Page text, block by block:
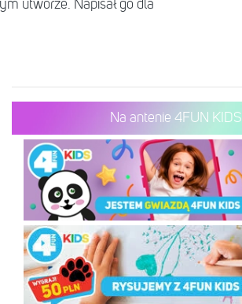
utworze. Napisał go dla
Na antenie 4FUN KIDS